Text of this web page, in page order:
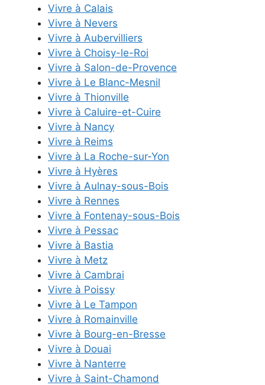
Vivre à Calais
Vivre à Nevers
Vivre à Aubervilliers
Vivre à Choisy-le-Roi
Vivre à Salon-de-Provence
Vivre à Le Blanc-Mesnil
Vivre à Thionville
Vivre à Caluire-et-Cuire
Vivre à Nancy
Vivre à Reims
Vivre à La Roche-sur-Yon
Vivre à Hyères
Vivre à Aulnay-sous-Bois
Vivre à Rennes
Vivre à Fontenay-sous-Bois
Vivre à Pessac
Vivre à Bastia
Vivre à Metz
Vivre à Cambrai
Vivre à Poissy
Vivre à Le Tampon
Vivre à Romainville
Vivre à Bourg-en-Bresse
Vivre à Douai
Vivre à Nanterre
Vivre à Saint-Chamond